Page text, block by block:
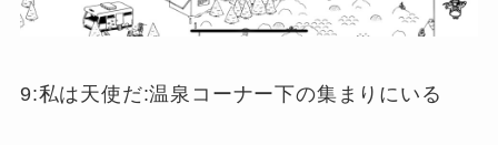
9:私は天使だ:温泉コーナー下の集まりにいる